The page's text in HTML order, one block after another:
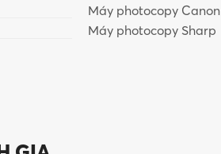
nghiệp tại Việt Nam.
Máy photocopy Canon
Máy photocopy Sharp